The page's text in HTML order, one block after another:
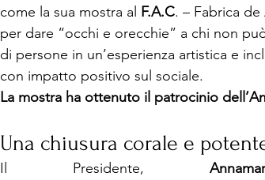
come la sua mostra al F.A.C. – Fabrica de
per dare “occhi e orecchie” a chi non
di persone in un’esperienza artistica e
con impatto positivo sul sociale.
La mostra ha ottenuto il patrocinio
Una chiusura corale e
Il Presidente,